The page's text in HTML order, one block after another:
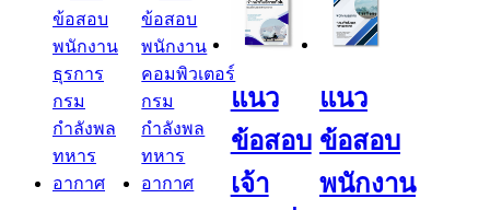
แนว
ข้อสอบ
เจ้า
แนว
ข้อสอบ
พนักงาน